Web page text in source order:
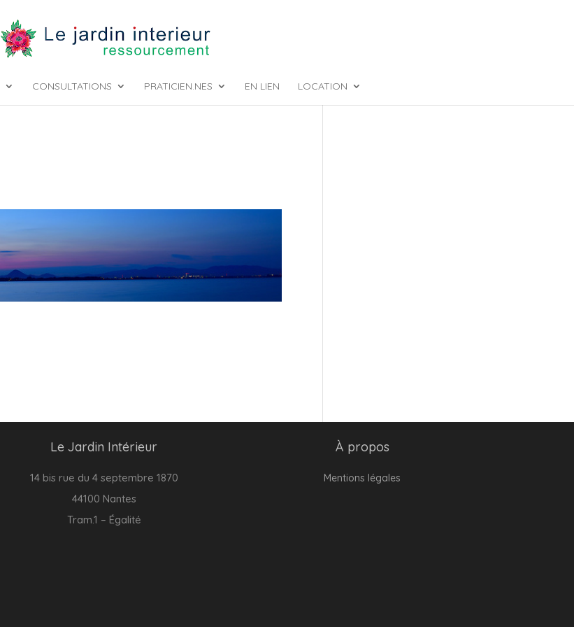
CONSULTATIONS PRATICIEN.NES EN LIEN LOCATION
Le Jardin Intérieur
14 bis rue du 4 septembre 1870
44100 Nantes
Tram.1 – Égalité
À propos
Mentions légales